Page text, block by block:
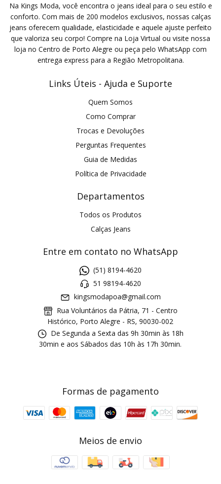
Na Kings Moda, você encontra o jeans ideal para o seu estilo e
conforto. Com mais de 200 modelos exclusivos, nossas calças
jeans oferecem qualidade, elasticidade e aquele ajuste perfeito
que valoriza seu corpo! Compre na Loja Virtual ou visite nossa
loja no Centro de Porto Alegre ou peça pelo WhatsApp com
entrega express para a Região Metropolitana.
Links Úteis - Ajuda e Suporte
Quem Somos
Como Comprar
Trocas e Devoluções
Perguntas Frequentes
Guia de Medidas
Política de Privacidade
Departamentos
Todos os Produtos
Calças Jeans
Entre em contato no WhatsApp
(51) 8194-4620
51 98194-4620
kingsmodapoa@gmail.com
Rua Voluntários da Pátria, 71 - Centro
Histórico, Porto Alegre - RS, 90030-002
De Segunda a Sexta das 9h 30min às 18h
30min e aos Sábados das 10h às 17h 30min.
Formas de pagamento
Meios de envio